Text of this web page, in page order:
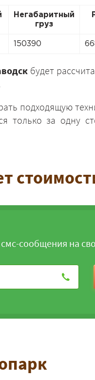
Негабаритный
груз
150390
будет
подходящую
только за одну
сообщения на